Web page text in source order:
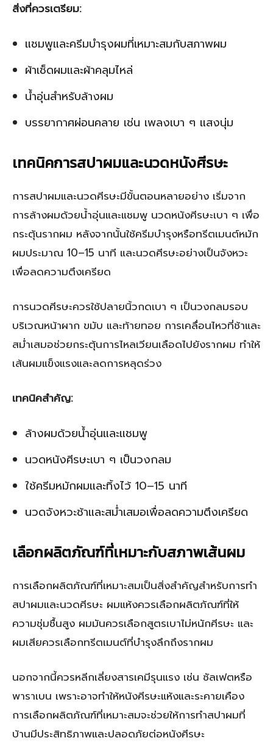
สิ่งที่ควรเตรียม:
แชมพูและครีมบำรุงผมที่เหมาะสมกับสภาพผม
ผ้าเช็ดผมและผ้าคลุมไหล่
น้ำอุ่นสำหรับล้างผม
บรรยากาศผ่อนคลาย เช่น เพลงเบา ๆ แสงนุ่ม
เทคนิคการสปาผมและนวดหนังศีรษะ
การสปาผมและนวดศีรษะมีขั้นตอนหลายอย่าง เริ่มจาก
การล้างผมด้วยน้ำอุ่นและแชมพู นวดหนังศีรษะเบา ๆ เพื่อ
กระตุ้นรากผม หลังจากนั้นใช้ครีมบำรุงหรือทรีตเมนต์หมัก
ผมประมาณ 10–15 นาที และนวดศีรษะอย่างเป็นจังหวะ
เพื่อลดความตึงเครียด
การนวดศีรษะควรใช้ปลายนิ้วกดเบา ๆ เป็นวงกลมรอบ
บริเวณหน้าผาก ขมับ และท้ายทอย การเคลื่อนไหวที่ช้าและ
สม่ำเสมอช่วยกระตุ้นการไหลเวียนเลือดไปยังรากผม ทำให้
เส้นผมแข็งแรงและลดการหลุดร่วง
เทคนิคสำคัญ:
ล้างผมด้วยน้ำอุ่นและแชมพู
นวดหนังศีรษะเบา ๆ เป็นวงกลม
ใช้ครีมหมักผมและทิ้งไว้ 10–15 นาที
นวดจังหวะช้าและสม่ำเสมอเพื่อลดความตึงเครียด
เลือกผลิตภัณฑ์ที่เหมาะกับสภาพเส้นผม
การเลือกผลิตภัณฑ์ที่เหมาะสมเป็นสิ่งสำคัญสำหรับการทำ
สปาผมและนวดศีรษะ ผมแห้งควรเลือกผลิตภัณฑ์ที่ให้
ความชุ่มชื้นสูง ผมมันควรเลือกสูตรเบาไม่หนักศีรษะ และ
ผมเสียควรเลือกทรีตเมนต์ที่บำรุงลึกถึงรากผม
นอกจากนี้ควรหลีกเลี่ยงสารเคมีรุนแรง เช่น ซัลเฟตหรือ
พาราเบน เพราะอาจทำให้หนังศีรษะแห้งและระคายเคือง
การเลือกผลิตภัณฑ์ที่เหมาะสมจะช่วยให้การทำสปาผมที่
บ้านมีประสิทธิภาพและปลอดภัยต่อหนังศีรษะ